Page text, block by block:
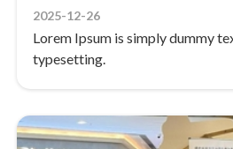
2025-12-26
Lorem Ipsum is simply dummy
typesetting.